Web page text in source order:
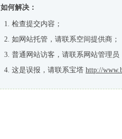
如何解决：
检查提交内容；
如网站托管，请联系空间提供商；
普通网站访客，请联系网站管理员
这是误报，请联系宝塔 http://